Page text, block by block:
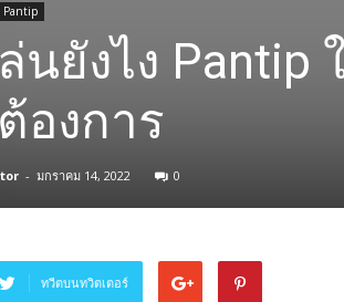
Pantip
นยังไง Pantip
องการ
- มกราคม 14, 2022 0
ทวีตบนทวิตเตอร์